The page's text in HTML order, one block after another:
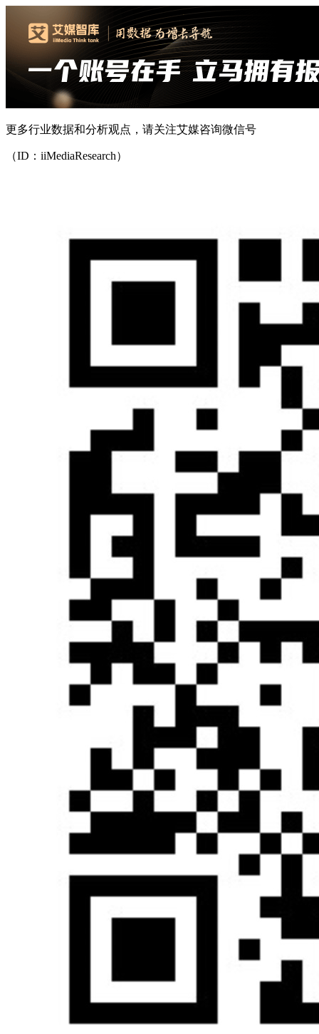
更多行业数据和分析观点，请关注艾媒咨询微信号
（ID：iiMediaResearch）